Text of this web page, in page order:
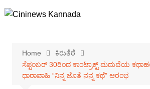
to
Home
ಕಿರುತೆರೆ
ಸೆಪ್ಟಂಬರ್ 30ರಿಂದ ಕಾಂಟ್ರಾಕ್ಟ್ ಮದುವೆಯ
ಧಾರಾವಾಹಿ “ನಿನ್ನ ಜೊತೆ ನನ್ನ ಕಥೆ” ಆರಂಭ